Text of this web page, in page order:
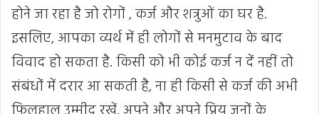
होने जा रहा है जो रोगों , कर्ज और शत्रुओं का घर है.
इसलिए, आपका व्यर्थ में ही लोगों से मनमुटाव के बाद
विवाद हो सकता है. किसी को भी कोई कर्ज न दें नहीं तो
संबंधों में दरार आ सकती है, ना ही किसी से कर्ज की अभी